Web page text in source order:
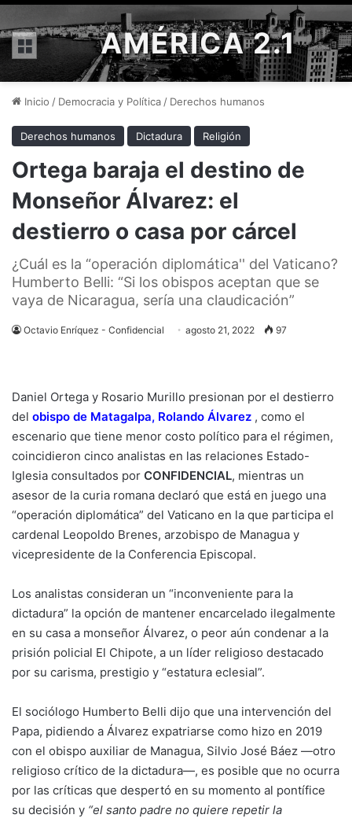
Menú AMÉRICA 2.1
Inicio / Democracia y Política / Derechos humanos
Derechos humanos Dictadura Religión
Ortega baraja el destino de
Monseñor Álvarez: el
destierro o casa por cárcel
¿Cuál es la “operación diplomática'' del Vaticano?
Humberto Belli: “Si los obispos aceptan que se
vaya de Nicaragua, sería una claudicación”
Octavio Enríquez - Confidencial agosto 21, 2022 97
Daniel Ortega y Rosario Murillo presionan por el destierro
del obispo de Matagalpa, Rolando Álvarez , como el
escenario que tiene menor costo político para el régimen,
coincidieron cinco analistas en las relaciones Estado-
Iglesia consultados por CONFIDENCIAL, mientras un
asesor de la curia romana declaró que está en juego una
“operación diplomática” del Vaticano en la que participa el
cardenal Leopoldo Brenes, arzobispo de Managua y
vicepresidente de la Conferencia Episcopal.
Los analistas consideran un “inconveniente para la
dictadura” la opción de mantener encarcelado ilegalmente
en su casa a monseñor Álvarez, o peor aún condenar a la
prisión policial El Chipote, a un líder religioso destacado
por su carisma, prestigio y “estatura eclesial”.
El sociólogo Humberto Belli dijo que una intervención del
Papa, pidiendo a Álvarez expatriarse como hizo en 2019
con el obispo auxiliar de Managua, Silvio José Báez —otro
religioso crítico de la dictadura—, es posible que no ocurra
por las críticas que despertó en su momento al pontífice
su decisión y “el santo padre no quiere repetir la